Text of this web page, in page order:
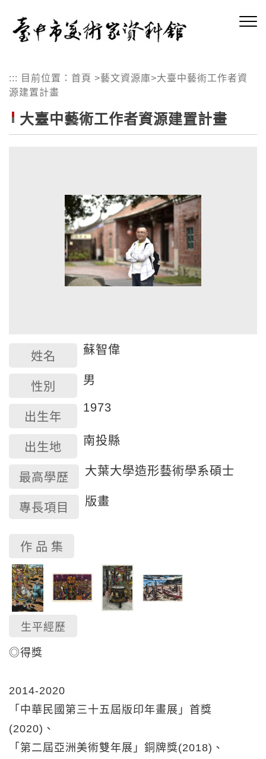
::: 目前位置： 首頁 >藝文資源庫>大臺中藝術工作者資
源建置計畫
大臺中藝術工作者資源建置計畫
姓名 蘇智偉
性別 男
出生年
1973
出生地 南投縣
最高學歷 大葉大學造形藝術學系碩士
專長項目 版畫
作 品 集
生平經歷
◎得獎
2014-2020
「中華民國第三十五屆版印年畫展」首獎
(2020)、
「第二屆亞洲美術雙年展」銅牌獎(2018)、